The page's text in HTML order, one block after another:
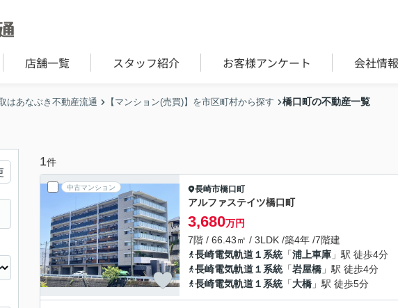
店舗一覧 スタッフ紹介 お客様アンケート 会社情報
はあなぶき不動産流通 【マンション(売買)】を市区町村から探す 橋口町の不動産一覧
1件
中古マンション 長崎市橋口町
アルファステイツ橋口町
3,680万円
7階 / 66.43㎡ / 3LDK /築4年 /7階建
長崎電気軌道１系統「浦上車庫 」駅 徒歩4分
長崎電気軌道１系統「岩屋橋 」駅 徒歩4分
長崎電気軌道１系統「大橋 」駅 徒歩5分